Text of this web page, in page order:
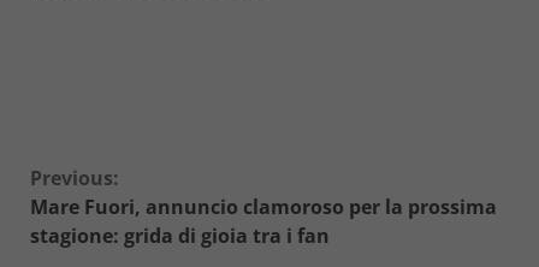
Continue
Reading
Previous:
Mare Fuori, annuncio clamoroso per la prossima
stagione: grida di gioia tra i fan